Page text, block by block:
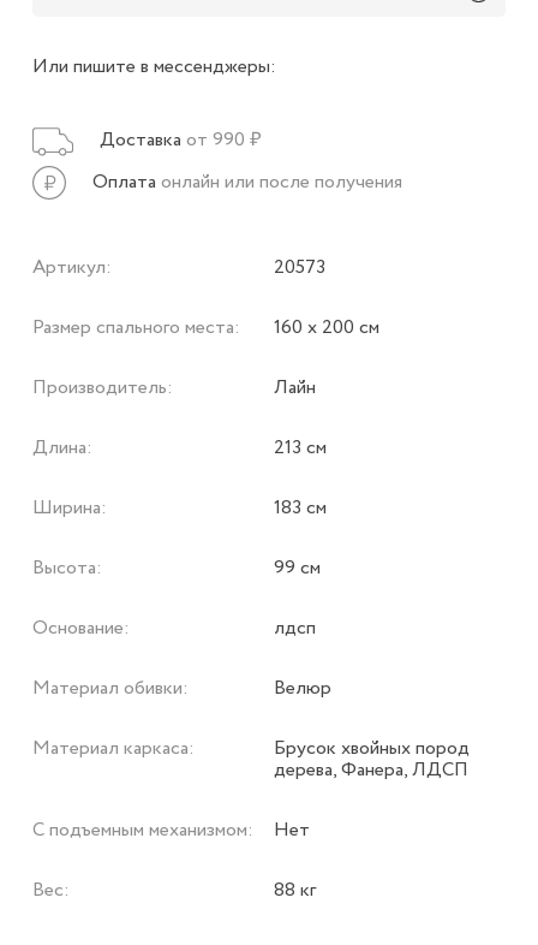
Или пишите в мессенджеры:
Доставка от 990 ₽
Оплата онлайн или после получения
Артикул: 20573
Размер спального места: 160 х 200 см
Производитель: Лайн
Длина: 213 см
Ширина: 183 см
Высота: 99 см
Основание: лдсп
Материал обивки: Велюр
Материал каркаса: Брусок хвойных пород
дерева, Фанера, ЛДСП
С подъемным механизмом: Нет
Вес: 88 кг